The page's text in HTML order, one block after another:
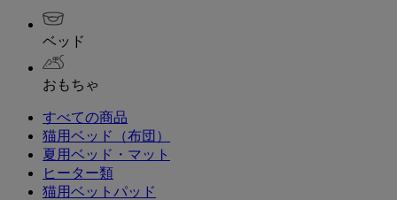
ベッド
おもちゃ
すべての商品
猫用ベッド（布団）
夏用ベッド・マット
ヒーター類
猫用ベットパッド